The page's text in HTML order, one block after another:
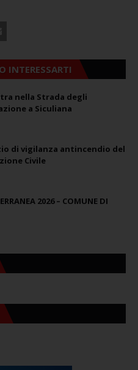
INTERESSARTI
nella Strada degli
a Siculiana
di vigilanza antincendio del
Civile
2026 – COMUNE DI